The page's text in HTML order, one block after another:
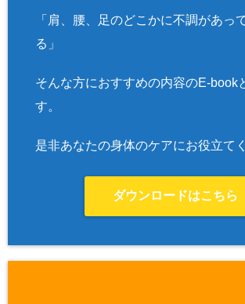
「肩、腰、足のどこかに不調があっ
る」
そんな方におすすめの内容のE-book
す。
是非あなたの身体のケアにお役立て
ダウンロードはこちら